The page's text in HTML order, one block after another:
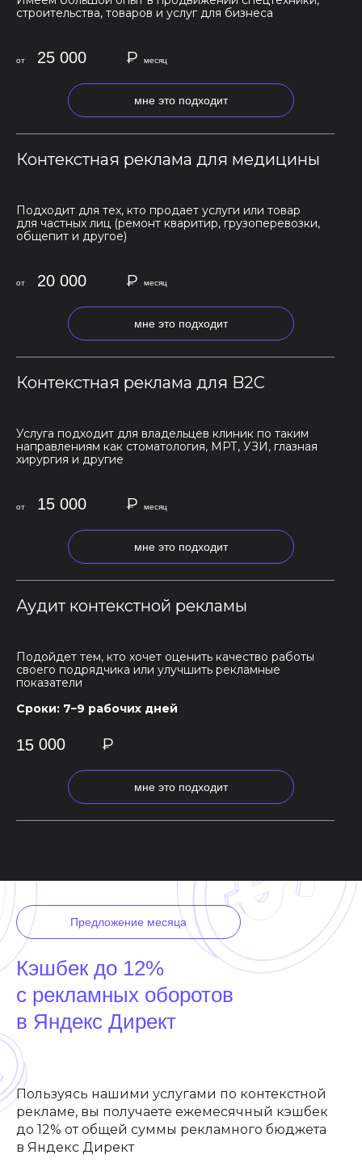
Контекстная реклама для медицины
от
месяц
Контекстная реклама для B2C
Подходит для тех, кто продает услуги или товар
для частных лиц (ремонт кваритир, грузоперевозки,
общепит и другое)
Услуга подходит для владельцев клиник по таким
направлениям как стоматология, МРТ, УЗИ, глазная
хирургия и другие
месяц
15 000
от
Аудит контекстной рекламы
мне это подходит
Подойдет тем, кто хочет оценить качество работы
своего подрядчика или улучшить рекламные
показатели
Сроки: 7−9 рабочих дней
месяц
₽
15 000
₽
мне это подходит
20 000
мне это подходит
строительства, товаров и услуг для бизнеса
от
₽
₽
25 000
мне это подходит
Кэшбек до 12%
с рекламных оборотов
в Яндекс Директ
Пользуясь нашими услугами по контекстной
рекламе, вы получаете ежемесячный кэшбек
до 12% от общей суммы рекламного бюджета
в Яндекс Директ
Предложение месяца